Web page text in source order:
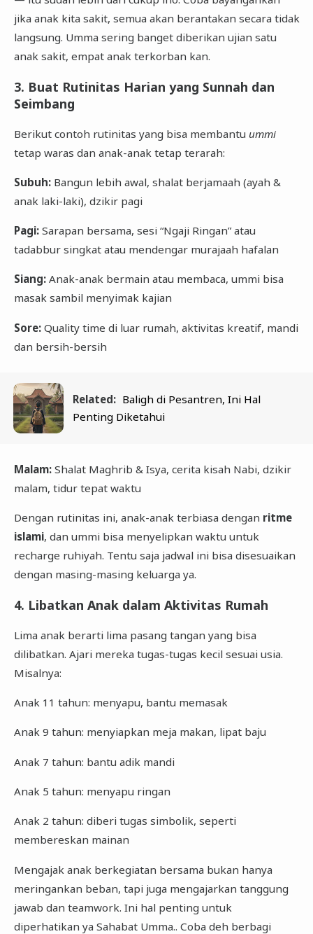
jika anak kita sakit, semua akan berantakan secara tidak
langsung. Umma sering banget diberikan ujian satu
anak sakit, empat anak terkorban kan.
3. Buat Rutinitas Harian yang Sunnah dan
Seimbang
Berikut contoh rutinitas yang bisa membantu ummi
tetap waras dan anak-anak tetap terarah:
Subuh:Bangun lebih awal, shalat berjamaah (ayah &
anak laki-laki), dzikir pagi
Pagi:Sarapan bersama, sesi “Ngaji Ringan” atau
tadabbur singkat atau mendengar murajaah hafalan
Siang:Anak-anak bermain atau membaca, ummi bisa
masak sambil menyimak kajian
Sore:Quality time di luar rumah, aktivitas kreatif, mandi
dan bersih-bersih
Related: Baligh di Pesantren, Ini Hal
Penting Diketahui
Malam:Shalat Maghrib & Isya, cerita kisah Nabi, dzikir
malam, tidur tepat waktu
Dengan rutinitas ini, anak-anak terbiasa dengan ritme
islami, dan ummi bisa menyelipkan waktu untuk
recharge ruhiyah. Tentu saja jadwal ini bisa disesuaikan
dengan masing-masing keluarga ya.
4. Libatkan Anak dalam Aktivitas Rumah
Lima anak berarti lima pasang tangan yang bisa
dilibatkan. Ajari mereka tugas-tugas kecil sesuai usia.
Misalnya:
Anak 11 tahun: menyapu, bantu memasak
Anak 9 tahun: menyiapkan meja makan, lipat baju
Anak 7 tahun: bantu adik mandi
Anak 5 tahun: menyapu ringan
Anak 2 tahun: diberi tugas simbolik, seperti
membereskan mainan
Mengajak anak berkegiatan bersama bukan hanya
meringankan beban, tapi juga mengajarkan tanggung
jawab dan teamwork. Ini hal penting untuk
diperhatikan ya Sahabat Umma.. Coba deh berbagi